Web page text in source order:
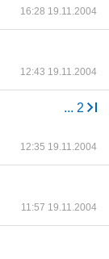
16:28 19.11.2004
12:43 19.11.2004
... 2
12:35 19.11.2004
11:57 19.11.2004